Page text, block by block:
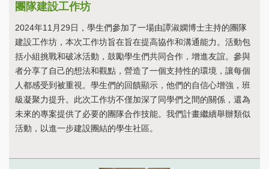
團隊建設工作坊
2024年11月29日，學生們參加了一場由譚淑嫻博士主持的團隊
建設工作坊，本次工作坊旨在旨在提高協作和溝通能力。活動包
括小組挑戰和破冰活動，鼓勵學生們共同合作，增進友誼。參與
者分享了自己的想法和觀點，營造了一個支持性的環境，讓每個
人都感受到被重視。學生們的回饋顯示，他們的自信心增強，班
級凝聚力提升。此次工作坊不僅加深了同學們之間的關係，還為
未來的專案提供了必要的團隊合作技能。我們計畫繼續舉辦類似
活動，以進一步建設團結的學生社區。